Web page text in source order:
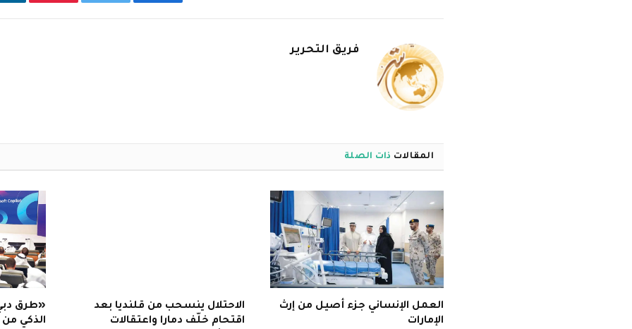
فريق التحرير
المقالات ذات الصلة
العمل الإنساني جزء أصيل من إرث
الإمارات
الاحتلال ينسحب من قلنديا بعد
اقتحام خلّف دمارا واعتقالات
«طرق
الذكي